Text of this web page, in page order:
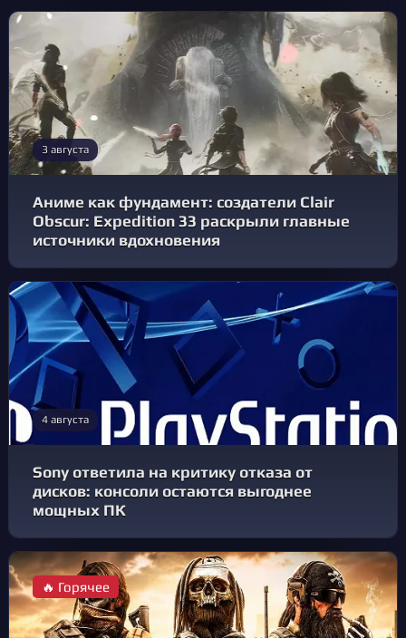
3 августа
Аниме как фундамент: создатели Clair
Obscur: Expedition 33 раскрыли главные
источники вдохновения
4 августа
Sony ответила на критику отказа от
дисков: консоли остаются выгоднее
мощных ПК
🔥 Горячее